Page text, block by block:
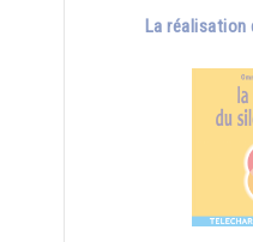
La réalisation